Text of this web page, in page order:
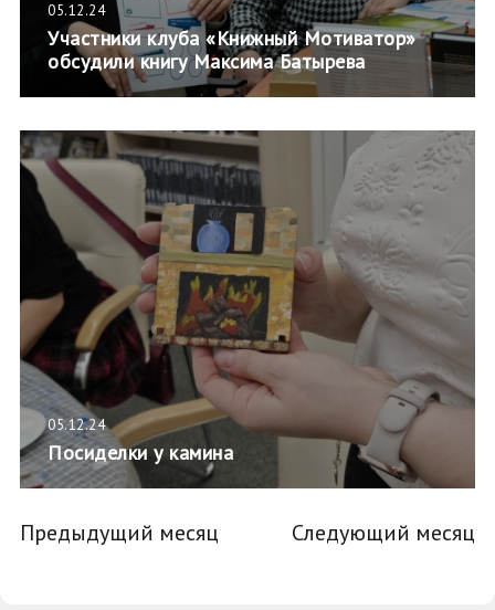
05.12.24
Участники клуба «Книжный Мотиватор»
обсудили книгу Максима Батырева
05.12.24
Посиделки у камина
Предыдущий месяц Следующий месяц